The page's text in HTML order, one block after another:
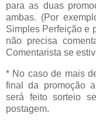
para as duas
ambas. (Por
Simples Perfeição e
não precisa
Comentarista se
* No caso de mais
final da promoção
será feito sorteio
postagem.